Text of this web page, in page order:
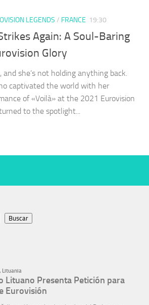
LEGENDS / FRANCE 19:30
Again: A Soul-Baring
Glory
and she’s not holding anything back.
captivated the world with her
of «Voilà» at the 2021 Eurovision
to the spotlight...
Buscar